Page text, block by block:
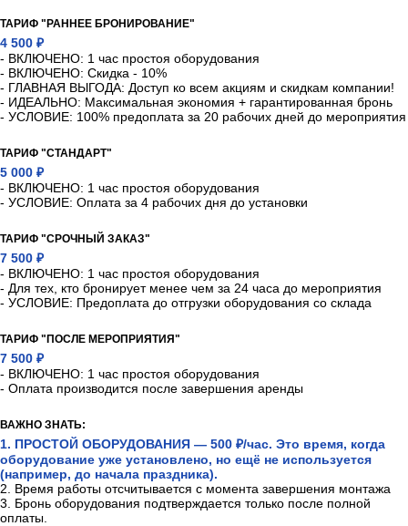
ТАРИФ "РАННЕЕ БРОНИРОВАНИЕ"
4 500 ₽
- ВКЛЮЧЕНО: 1 час простоя оборудования
- ВКЛЮЧЕНО: Скидка - 10%
- ГЛАВНАЯ ВЫГОДА: Доступ ко всем акциям и скидкам компании!
- ИДЕАЛЬНО: Максимальная экономия + гарантированная бронь
- УСЛОВИЕ: 100% предоплата за 20 рабочих дней до мероприятия
ТАРИФ "СТАНДАРТ"
5 000 ₽
- ВКЛЮЧЕНО: 1 час простоя оборудования
- УСЛОВИЕ: Оплата за 4 рабочих дня до установки
ТАРИФ "СРОЧНЫЙ ЗАКАЗ"
7 500 ₽
- ВКЛЮЧЕНО: 1 час простоя оборудования
- Для тех, кто бронирует менее чем за 24 часа до мероприятия
- УСЛОВИЕ: Предоплата до отгрузки оборудования со склада
ТАРИФ "ПОСЛЕ МЕРОПРИЯТИЯ"
7 500 ₽
- ВКЛЮЧЕНО: 1 час простоя оборудования
- Оплата производится после завершения аренды
ВАЖНО ЗНАТЬ:
1. ПРОСТОЙ ОБОРУДОВАНИЯ — 500 ₽/час. Это время, когда
оборудование уже установлено, но ещё не используется
(например, до начала праздника).
2. Время работы отсчитывается с момента завершения монтажа
3. Бронь оборудования подтверждается только после полной
оплаты.